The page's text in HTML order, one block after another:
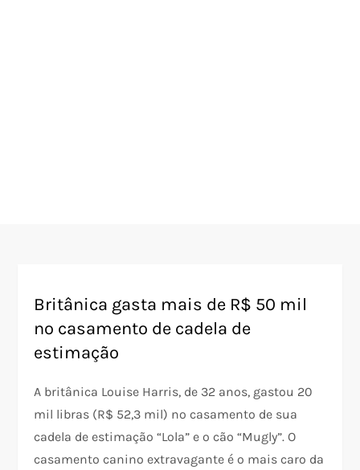
Britânica gasta mais de R$ 50 mil
no casamento de cadela de
estimação
A britânica Louise Harris, de 32 anos, gastou 20
mil libras (R$ 52,3 mil) no casamento de sua
cadela de estimação “Lola” e o cão “Mugly”. O
casamento canino extravagante é o mais caro da